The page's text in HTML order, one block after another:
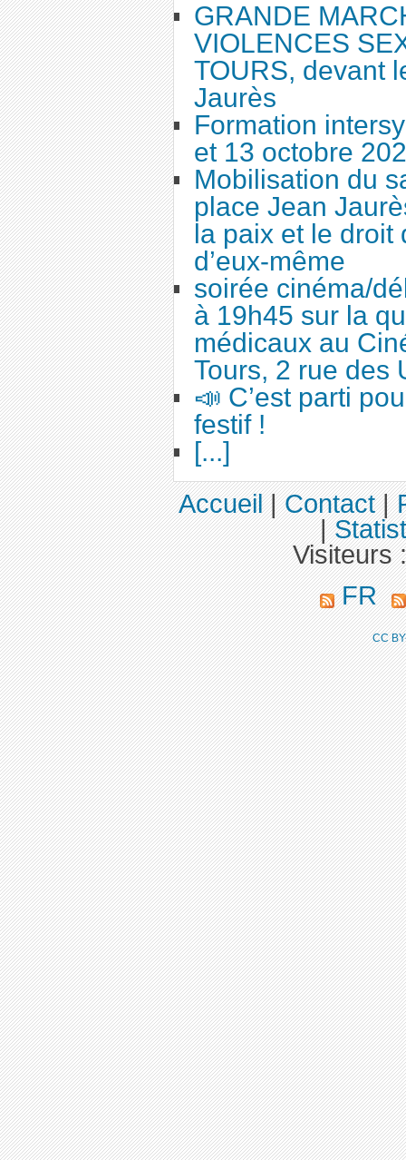
GRANDE
VIOLENCES
TOURS, devant
Jaurès
Formation
et 13 octobre
Mobilisation du
place Jean
la paix et le droit
d’eux-même
soirée cinéma/
à 19h45 sur la
médicaux au
Tours, 2 rue des
📣 C’est parti
festif !
[...]
Accueil|Contact|
|
Visiteurs
FR
CC